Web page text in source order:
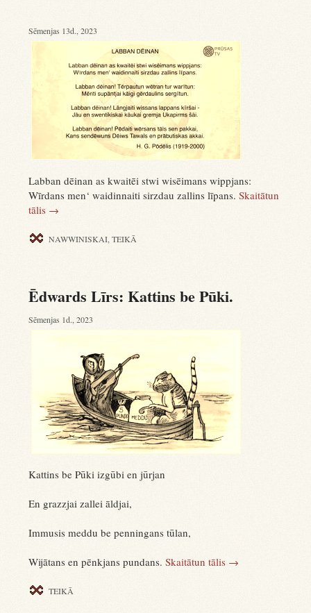
Sēmenjas 13d., 2023
Labban dēinan as kwaitēi stwi wisēimans wippjans:
Wīrdans men‘ waidinnaiti sirzdau zallins līpans. Skaitātun
tālis →
NAWWINISKAI TEIKĀ
Ēdwards Līrs: Kattins be Pūki.
Sēmenjas 1d., 2023
Kattins be Pūki izgūbi en jūrjan
En grazzjai zallei āldjai,
Immusis meddu be penningans tūlan,
Wijātans en pēnkjans pundans. Skaitātun tālis →
TEIKĀ